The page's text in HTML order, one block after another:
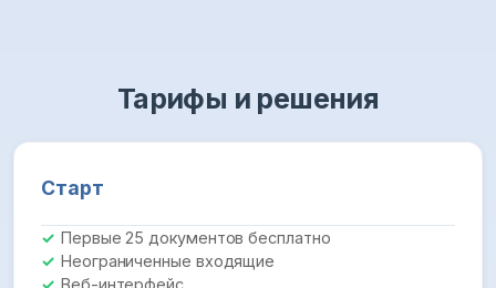
Тарифы и решения
Старт
Первые 25 документов бесплатно
Неограниченные входящие
Веб-интерфейс